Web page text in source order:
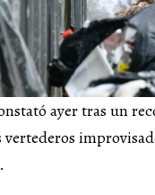
ayer tras un
vertederos